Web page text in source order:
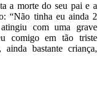
a morte do seu pai e a
“Não tinha eu ainda 2
com uma grave
comigo em tão triste
bastante criança,